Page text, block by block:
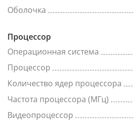
Оболочка
Процессор
Операционная система
Процессор
Количество ядер процессора
Частота процессора (МГц)
Видеопроцессор